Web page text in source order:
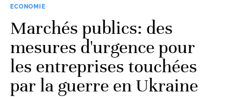
ECONOMIE
Marchés publics: des
mesures d'urgence pour
les entreprises touchées
par la guerre en Ukraine